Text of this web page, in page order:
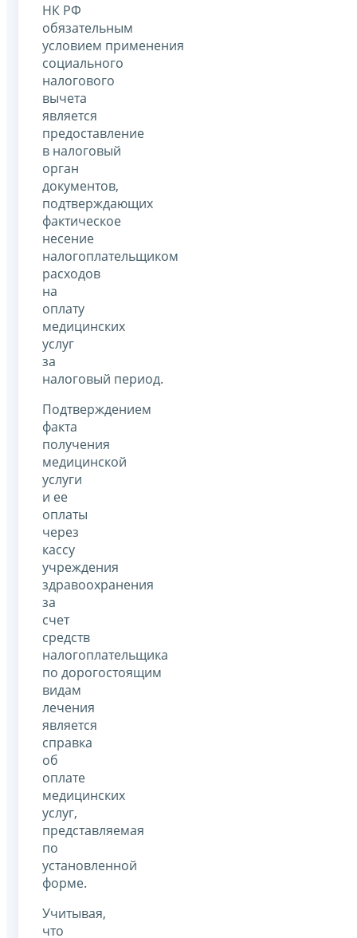
НК РФ
обязательным
условием применения
социального
налогового
вычета
является
предоставление
в налоговый
орган
документов,
подтверждающих
фактическое
несение
налогоплательщиком
расходов
на
оплату
медицинских
услуг
за
налоговый период.
Подтверждением
факта
получения
медицинской
услуги
и ее
оплаты
через
кассу
учреждения
здравоохранения
за
счет
средств
налогоплательщика
по дорогостоящим
видам
лечения
является
справка
об
оплате
медицинских
услуг,
представляемая
по
установленной
форме.
Учитывая,
что